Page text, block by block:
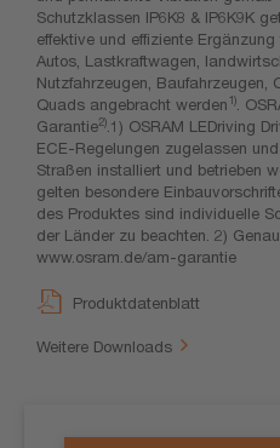
Schutzklassen IP6K8 & IP6K9K
effektive und effiziente
Autos, Lastkraftwagen,
Nutzfahrzeugen,
Quads angebracht werden1)
.
Garantie2) .1) OSRAM LEDriving
ECE-Regelungen zugelassen
Straßen installiert und betrieben
gelten besondere
des Produktes sind individuelle
der Länder zu beachten. 2)
www.osram.de/am-garantie
Produktdatenblatt
Weitere Downloads